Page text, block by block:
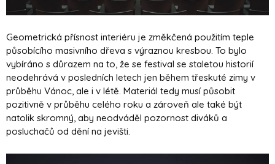
Geometrická přísnost interiéru je změkčená použitím teple
působícího masivního dřeva s výraznou kresbou. To bylo
vybíráno s důrazem na to, že se festival se staletou historií
neodehrává v posledních letech jen během třeskuté zimy v
průběhu Vánoc, ale i v létě. Materiál tedy musí působit
pozitivně v průběhu celého roku a zároveň ale také být
natolik skromný, aby neodváděl pozornost diváků a
posluchačů od dění na jevišti.